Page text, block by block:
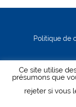
Politique de
Ce site utilise
présumons que
rejeter si vous